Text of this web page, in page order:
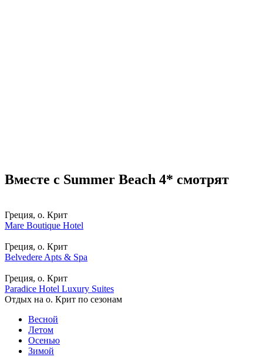
Вместе с Summer Beach 4* смотрят
Греция, о. Крит
Mare Boutique Hotel
Греция, о. Крит
Belvedere Apts & Spa
Греция, о. Крит
Paradice Hotel Luxury Suites
Отдых на о. Крит по сезонам
Весной
Летом
Осенью
Зимой